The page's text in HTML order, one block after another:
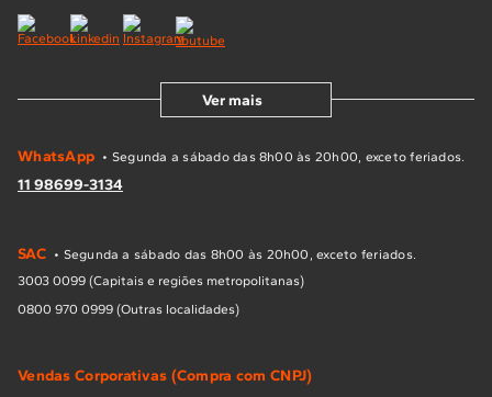
Ver mais
WhatsApp • Segunda a sábado das 8h00 às 20h00, exceto feriados.
11 98699-3134
SAC • Segunda a sábado das 8h00 às 20h00, exceto feriados.
3003 0099 (Capitais e regiões metropolitanas)
0800 970 0999 (Outras localidades)
Vendas Corporativas (Compra com CNPJ)